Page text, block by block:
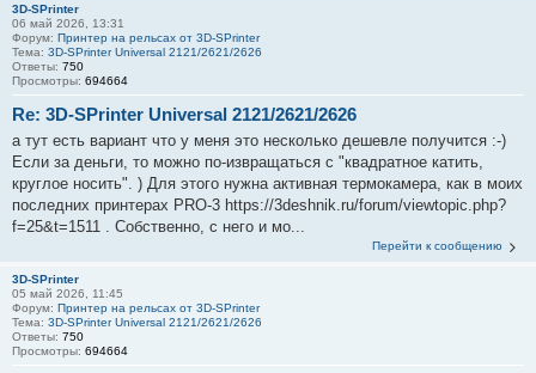
3D-SPrinter
06 май 2026, 13:31
Форум: Принтер на рельсах от 3D-SPrinter
Тема: 3D-SPrinter Universal 2121/2621/2626
Ответы: 750
Просмотры: 694664
Re: 3D-SPrinter Universal 2121/2621/2626
а тут есть вариант что у меня это несколько дешевле получится :-)
Если за деньги, то можно по-извращаться с "квадратное катить,
круглое носить". ) Для этого нужна активная термокамера, как в моих
последних принтерах PRO-3 https://3deshnik.ru/forum/viewtopic.php?
f=25&t=1511 . Собственно, с него и мо...
Перейти к сообщению
3D-SPrinter
05 май 2026, 11:45
Форум: Принтер на рельсах от 3D-SPrinter
Тема: 3D-SPrinter Universal 2121/2621/2626
Ответы: 750
Просмотры: 694664